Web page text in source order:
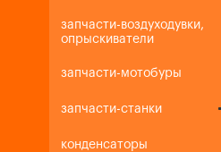
запчасти-воздуходувки,
опрыскиватели
запчасти-мотобуры
запчасти-станки
конденсаторы